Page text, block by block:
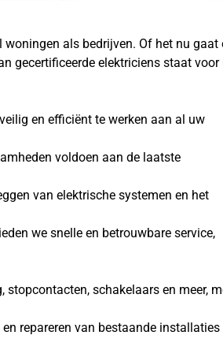
als bedrijven. Of het nu gaat
gecertificeerde elektriciens staat voor
en efficiënt te werken aan al uw
voldoen aan de laatste
van elektrische systemen en het
we snelle en betrouwbare service,
schakelaars en meer,
repareren van bestaande installaties